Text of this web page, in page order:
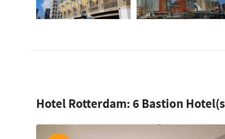
Hotel Rotterdam: 6 Bastion